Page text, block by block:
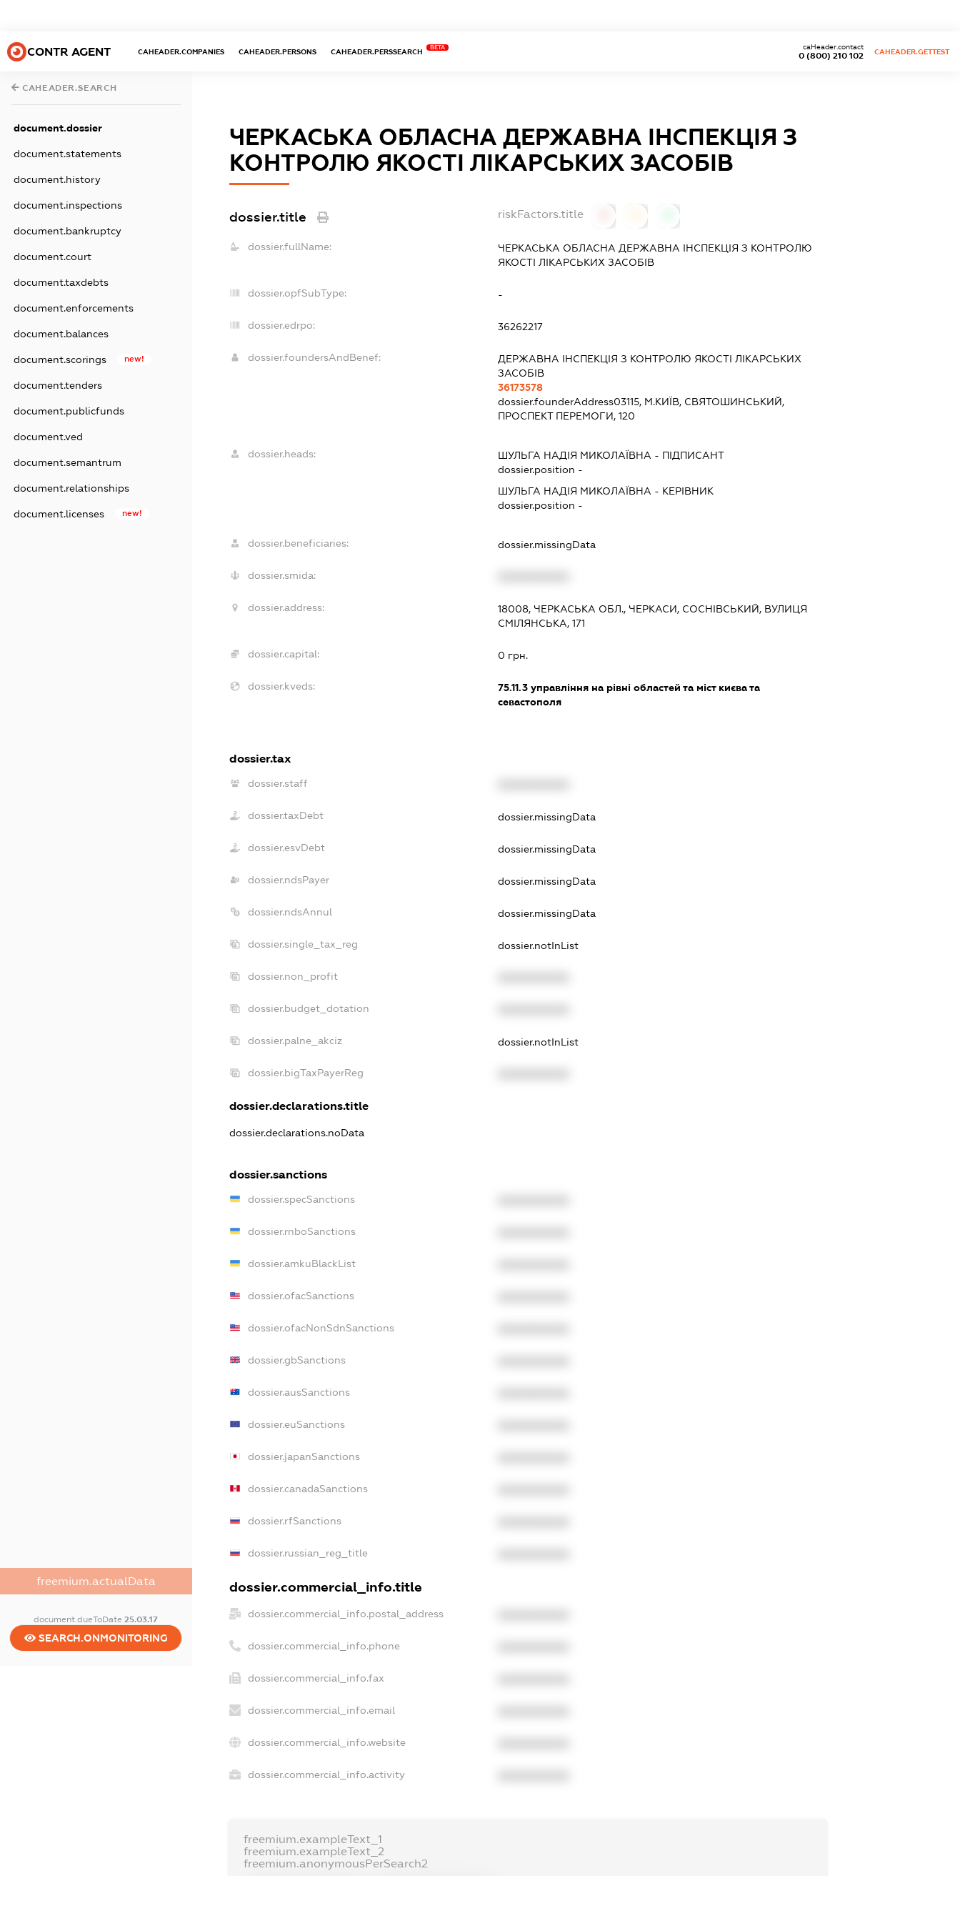
CONTR AGENT CAHEADER.COMPANIES CAHEADER.PERSONS CAHEADER.PERSSEARCH
BETA
0 (800) 210 102
caHeader.contact
CAHEADER.GETTEST
CAHEADER.SEARCH
document.dossier
document.statements
document.history
document.inspections
document.bankruptcy
document.court
document.taxdebts
document.enforcements
document.balances
document.scorings new!
document.tenders
document.publicfunds
document.ved
document.semantrum
document.relationships
document.licenses new!
freemium.actualData
document.dueToDate25.03.17
SEARCH.ONMONITORING
ЧЕРКАСЬКА ОБЛАСНА ДЕРЖАВНА ІНСПЕКЦІЯ З
КОНТРОЛЮ ЯКОСТІ ЛІКАРСЬКИХ ЗАСОБІВ
dossier.title riskFactors.title
dossier.fullName:
ЧЕРКАСЬКА ОБЛАСНА ДЕРЖАВНА ІНСПЕКЦІЯ З КОНТРОЛЮ
ЯКОСТІ ЛІКАРСЬКИХ ЗАСОБІВ
dossier.opfSubType: -
dossier.edrpo: 36262217
dossier.foundersAndBenef:
ДЕРЖАВНА ІНСПЕКЦІЯ З КОНТРОЛЮ ЯКОСТІ ЛІКАРСЬКИХ
ЗАСОБІВ
36173578
dossier.founderAddress03115, М.КИЇВ, СВЯТОШИНСЬКИЙ,
ПРОСПЕКТ ПЕРЕМОГИ, 120
dossier.heads: ШУЛЬГА НАДІЯ МИКОЛАЇВНА - ПІДПИСАНТ
dossier.position -
ШУЛЬГА НАДІЯ МИКОЛАЇВНА - КЕРІВНИК
dossier.position -
dossier.beneficiaries: dossier.missingData
dossier.smida:
dossier.address:
18008, ЧЕРКАСЬКА ОБЛ., ЧЕРКАСИ, СОСНІВСЬКИЙ, ВУЛИЦЯ
СМІЛЯНСЬКА, 171
dossier.capital: 0 грн.
dossier.kveds: 75.11.3 управління на рівні областей та міст києва та
севастополя
dossier.tax
dossier.staff
dossier.taxDebt dossier.missingData
dossier.esvDebt dossier.missingData
dossier.ndsPayer dossier.missingData
dossier.ndsAnnul dossier.missingData
dossier.single_tax_reg dossier.notInList
dossier.non_profit
dossier.budget_dotation
dossier.palne_akciz dossier.notInList
dossier.bigTaxPayerReg
dossier.declarations.title
dossier.declarations.noData
dossier.sanctions
dossier.specSanctions
dossier.rnboSanctions
dossier.amkuBlackList
dossier.ofacSanctions
dossier.ofacNonSdnSanctions
dossier.gbSanctions
dossier.ausSanctions
dossier.euSanctions
dossier.japanSanctions
dossier.canadaSanctions
dossier.rfSanctions
dossier.russian_reg_title
dossier.commercial_info.title
dossier.commercial_info.postal_address
dossier.commercial_info.phone
dossier.commercial_info.fax
dossier.commercial_info.email
dossier.commercial_info.website
dossier.commercial_info.activity
freemium.exampleText_1
freemium.exampleText_2
freemium.anonymousPerSearch2